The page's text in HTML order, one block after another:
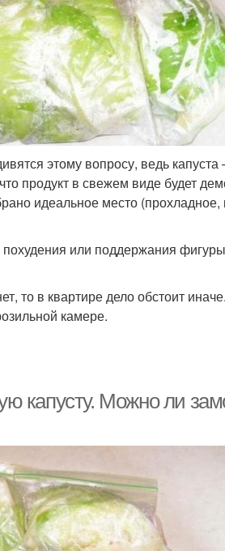
этому вопросу, ведь
продукт в свежем виде будет
идеальное место
или поддержания
то в квартире дело обстоит
камере.
капусту. Можно ли